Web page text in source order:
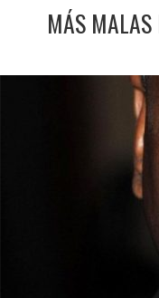
MÁS MALAS